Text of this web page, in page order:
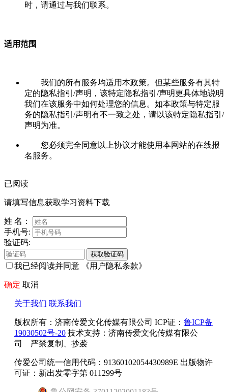
时，请通过与我们联系。
适用范围
我们的所有服务均适用本政策。但某些服务有其特
定的隐私指引/声明，该特定隐私指引/声明更具体地说明
我们在该服务中如何处理您的信息。如本政策与特定服
务的隐私指引/声明有不一致之处，请以该特定隐私指引/
声明为准。
您必须完全同意以上协议才能使用本网站的在线报
名服务。
已阅读
请填写信息获取学习资料下载
姓 名：
手机号:
验证码:
获取验证码
我已经阅读并同意 《用户隐私条款》
确定 取消
关于我们 联系我们
版权所有： 济南传爱文化传媒有限公司 ICP证： 鲁ICP备
19030502号-20 技术支持：济南传爱文化传媒有限公
司 严禁复制、抄袭
传爱公司统一信用代码：91360102054430989E 出版物许
可证：新出发零字第 011299号